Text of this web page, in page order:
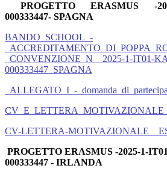
PROGETTO ERASMUS -
000333447- SPAGNA
BANDO_SCHOOL_-
_CONVENZIONE_N__2025-1-IT01-
000333447_SPAGNA
_ALLEGATO_I_-
CV-LETTERA-
PROGETTO ERASMUS -2025-1-
000333447 - IRLANDA